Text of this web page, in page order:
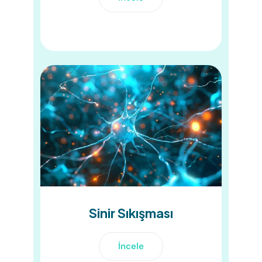
Sinir Sıkışması
İncele